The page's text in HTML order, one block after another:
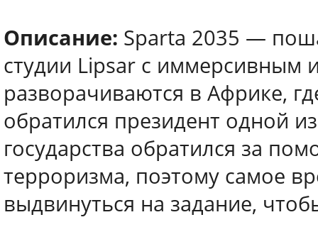
Описание: Sparta 2035 —
студии Lipsar с иммерсивным
разворачиваются в Африке,
обратился президент одной
государства обратился за
терроризма, поэтому самое
выдвинуться на задание,